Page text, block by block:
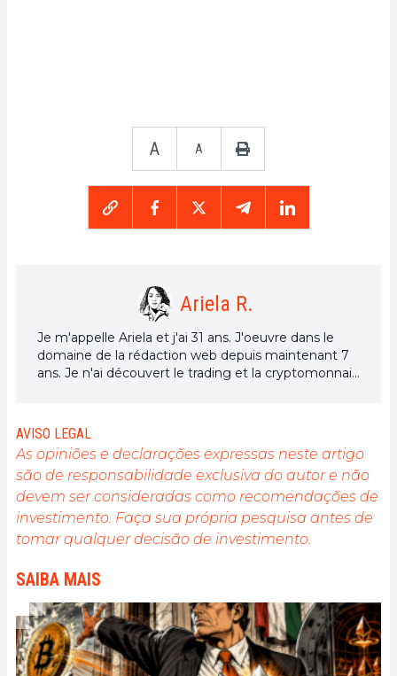
A A
Ariela R.
Je m'appelle Ariela et j'ai 31 ans. J'oeuvre dans le
domaine de la rédaction web depuis maintenant 7
ans. Je n'ai découvert le trading et la cryptomonnaie
sein de la plateforme me permettent d'en
apprendre davantage. Chanteuse à mes heures
perdues, je cultive aussi une grande passion pour la
musique et la lecture (et les animaux !)
AVISO LEGAL
As opiniões e declarações expressas neste artigo
são de responsabilidade exclusiva do autor e não
devem ser consideradas como recomendações de
investimento. Faça sua própria pesquisa antes de
tomar qualquer decisão de investimento.
SAIBA MAIS